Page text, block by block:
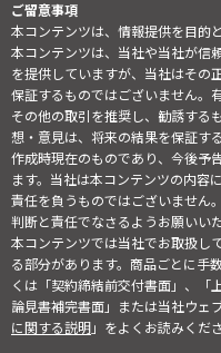
ご留意事項
本コンテンツは、情報提供を目的
本コンテンツは、当社や当社が信
を提供していますが、当社はその
保証するものではございません。
その他の取引を推奨し、勧誘する
想・意見は、将来の結果を保証す
作成時現在のものであり、今後予
ます。当社は本コンテンツの内容
責任を負うものではございません
判断と責任でなさるようお願いいた
本コンテンツでは当社でお取扱し
る部分があります。商品ごとに手
くは「契約締結前交付書面」、「
論見書補完書面」または当社ウェ
に関する説明」をよくお読みくださ